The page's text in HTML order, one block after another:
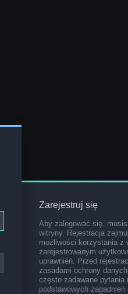
Zarejestruj się
Aby zalogować się,
witryny. Rejestracja
możliwości korzystania z
zarejestrowanym
uprawnień. Przed
zasadami ochrony
często zadawane pytania
podstawowych